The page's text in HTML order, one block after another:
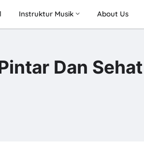
Instruktur Musik About Us
Dan